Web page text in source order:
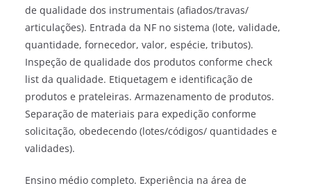
de qualidade dos instrumentais (afiados/travas/
articulações). Entrada da NF no sistema (lote, validade,
quantidade, fornecedor, valor, espécie, tributos).
Inspeção de qualidade dos produtos conforme check
list da qualidade. Etiquetagem e identificação de
produtos e prateleiras. Armazenamento de produtos.
Separação de materiais para expedição conforme
solicitação, obedecendo (lotes/códigos/ quantidades e
validades).
Ensino médio completo. Experiência na área de